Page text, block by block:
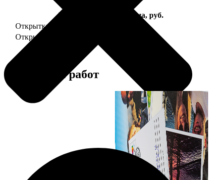
Услуга
Цена, руб.
Открытка А5 "отправим за Вас"
Открытка А5 6 шт и более
Примеры работ